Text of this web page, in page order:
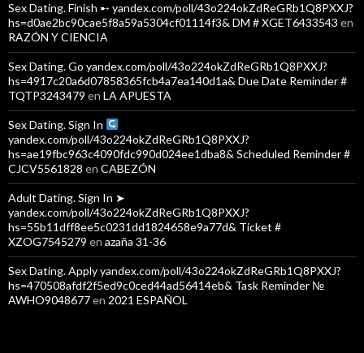
Sex Dating. Finish ➸ yandex.com/poll/43o224okZdReGRb1Q8PXXJ?
hs=d0ae2bc90cae5f8a59a5304cf01114f3& DM # XGET6433543 en
RAZÓN Y CIENCIA
Sex Dating. Go yandex.com/poll/43o224okZdReGRb1Q8PXXJ?
hs=4917c20a6d07858365fcb4a7ea140d1a& Due Date Reminder #
TQTP3243479 en LA APUESTA
Sex Dating. Sign In
yandex.com/poll/43o224okZdReGRb1Q8PXXJ?
hs=ae19fbc963c4090fdc990d024ee1dba8& Scheduled Reminder #
CJCV5561828 en CABEZÓN
Adult Dating. Sign In ➤
yandex.com/poll/43o224okZdReGRb1Q8PXXJ?
hs=55b11dff8ee5c0231dd1824658e9a77d& Ticket #
XZOG7545279 en azaña 31-36
Sex Dating. Apply yandex.com/poll/43o224okZdReGRb1Q8PXXJ?
hs=470508afdf2f5ed9c0ced44ad56414eb& Task Reminder №
AWHO9048677en 2021 ESPAÑOL